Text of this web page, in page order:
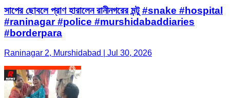
সাপের ছোবলে প্রাণ হারালেন রানীনগরের মন্টু #snake #hospital
#raninagar #police #murshidabaddiaries
#borderpara
Raninagar 2, Murshidabad | Jul 30, 2026